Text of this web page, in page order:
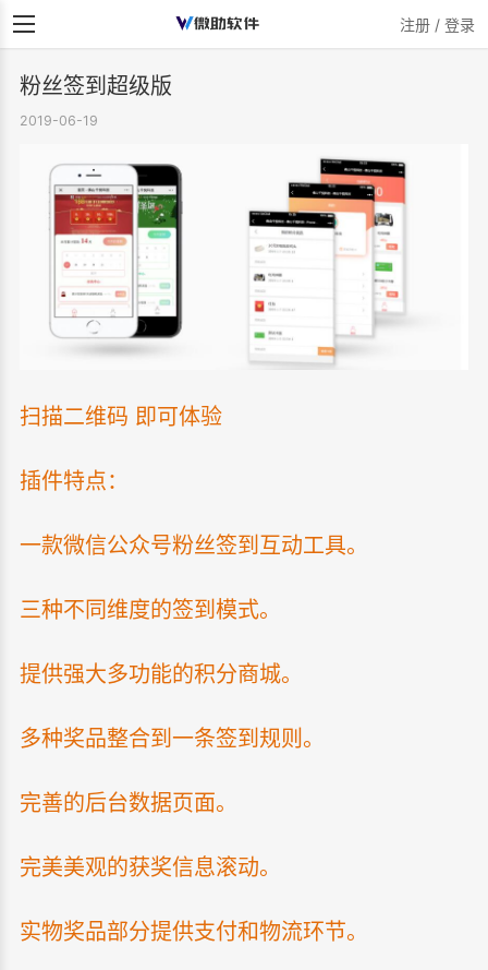
注册 / 登录
粉丝签到超级版
2019-06-19
扫描二维码 即可体验
插件特点：
一款微信公众号粉丝签到互动工具。
三种不同维度的签到模式。
提供强大多功能的积分商城。
多种奖品整合到一条签到规则。
完善的后台数据页面。
完美美观的获奖信息滚动。
实物奖品部分提供支付和物流环节。